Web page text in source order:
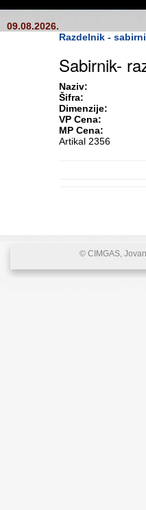
09.08.2026.
Razdelnik -
Sabirnik-
Naziv:
Šifra:
Dimenzije:
VP Cena:
MP Cena:
Artikal 2356
© CIMGAS,